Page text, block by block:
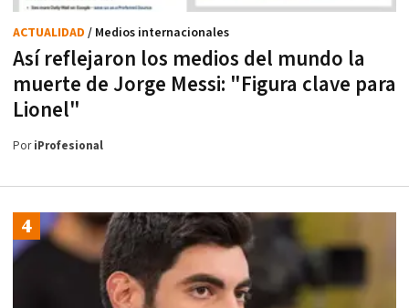
Así reflejaron los medios del mundo la
muerte de Jorge Messi: "Figura clave para
Lionel"
ACTUALIDAD / Medios internacionales
PoriProfesional